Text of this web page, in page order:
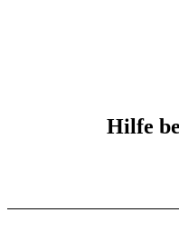
Hilfe